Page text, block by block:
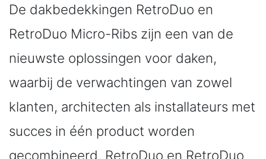
De dakbedekkingen RetroDuo en
RetroDuo Micro-Ribs zijn een van de
nieuwste oplossingen voor daken,
waarbij de verwachtingen van zowel
klanten, architecten als installateurs met
succes in één product worden
gecombineerd. RetroDuo en RetroDuo